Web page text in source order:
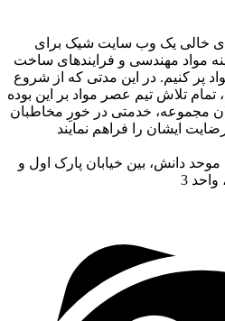
جای خالی یک وب سایت شیک برای
مواد مهندسی و فرایندهای ساخت
پر کنیم. در این مدتی که از شروع
تلاش تیم عصر مواد بر این بوده
مجموعه، خدمتی در خورِ مخاطبان
ایشان را فراهم نمایند
موحد دانش، بین خیابان پارک اول و